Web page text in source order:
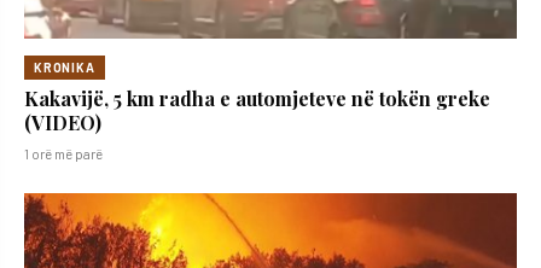
KRONIKA
Kakavijë, 5 km radha e automjeteve në tokën greke
(VIDEO)
1 orë më parë